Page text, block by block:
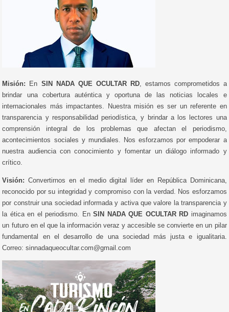
Misión: En SIN NADA QUE OCULTAR RD, estamos comprometidos a
brindar una cobertura auténtica y oportuna de las noticias locales e
internacionales más impactantes. Nuestra misión es ser un referente en
transparencia y responsabilidad periodística, y brindar a los lectores una
comprensión integral de los problemas que afectan el periodismo,
acontecimientos sociales y mundiales. Nos esforzamos por empoderar a
nuestra audiencia con conocimiento y fomentar un diálogo informado y
crítico.
Visión: Convertirnos en el medio digital líder en República Dominicana,
reconocido por su integridad y compromiso con la verdad. Nos esforzamos
por construir una sociedad informada y activa que valore la transparencia y
la ética en el periodismo. EnSIN NADA QUE OCULTAR RD imaginamos
un futuro en el que la información veraz y accesible se convierte en un pilar
fundamental en el desarrollo de una sociedad más justa e igualitaria.
Correo: sinnadaqueocultar.com@gmail.com